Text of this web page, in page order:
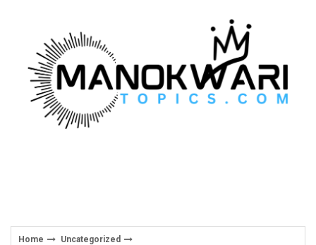
Home
Uncategorized